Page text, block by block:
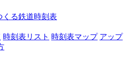
くる鉄道時刻表
時刻表リスト 時刻表マップ アップ